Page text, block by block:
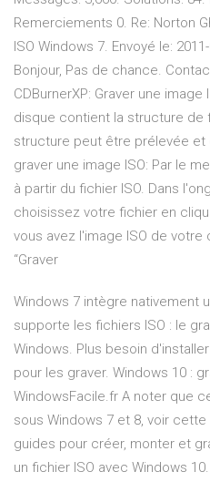
Remerciements 0. Re: Norton
ISO Windows 7. Envoyé le:
Bonjour, Pas de chance.
CDBurnerXP: Graver une
disque contient la structure
structure peut être prélevée et
graver une image ISO: Par le
à partir du fichier ISO. Dans
choisissez votre fichier en
vous avez l'image ISO de
“Graver
Windows 7 intègre nativement
supporte les fichiers ISO : le
Windows. Plus besoin
pour les graver. Windows 10 :
WindowsFacile.fr A noter que
sous Windows 7 et 8, voir
guides pour créer, monter et
un fichier ISO avec Windows